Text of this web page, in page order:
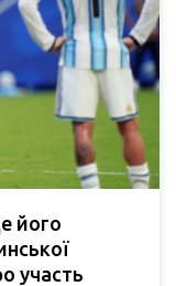
його
участь